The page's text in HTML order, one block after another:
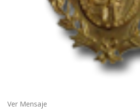
Ver Mensaje